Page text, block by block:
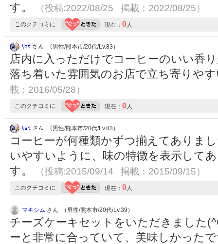
す。
（投稿:2022/08/25 掲載：2022/08/25）
このクチコミに 現在： 0 人
ﾘｮｳ さん （男性/熊本市/20代/Lv.83）
店内に入っただけでコーヒーのいい香
落ち着いた雰囲気のお店で立ち寄りや
載：2016/05/28）
このクチコミに 現在： 0 人
ﾘｮｳ さん （男性/熊本市/20代/Lv.83）
コーヒーが何種類かずつ揃えてありま
いやすいように、味の特徴を表示して
す。
（投稿:2015/09/14 掲載：2015/09/15）
このクチコミに 現在： 0 人
マキシム さん （男性/熊本市/20代/Lv.39）
チーズケーキセットをいただきました
ーと非常に合っていて、美味しかった